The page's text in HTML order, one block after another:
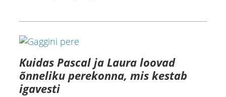
Kuidas Pascal ja Laura loovad
õnneliku perekonna, mis kestab
igavesti